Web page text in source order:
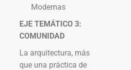
Modernas
EJE TEMÁTICO 3:
COMUNIDAD
La arquitectura, más
que una práctica de